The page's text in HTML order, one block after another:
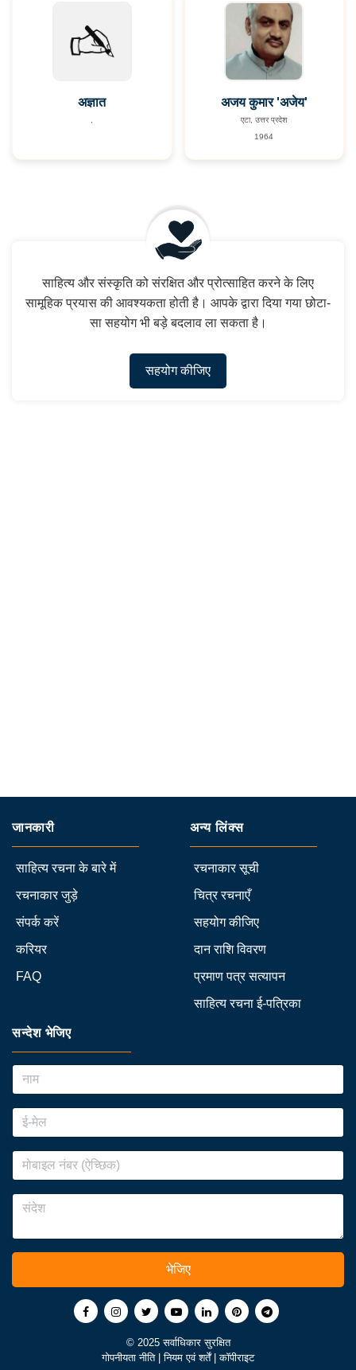
अज्ञात
,
अजय कुमार 'अजेय'
एटा, उत्तर प्रदेश
1964
साहित्य और संस्कृति को संरक्षित और प्रोत्साहित करने के लिए
सामूहिक प्रयास की आवश्यकता होती है। आपके द्वारा दिया गया छोटा-
सा सहयोग भी बड़े बदलाव ला सकता है।
सहयोग कीजिए
जानकारी
साहित्य रचना के बारे में
रचनाकार जुड़े
संपर्क करें
करियर
FAQ
अन्य लिंक्स
रचनाकार सूची
चित्र रचनाएँ
सहयोग कीजिए
दान राशि विवरण
प्रमाण पत्र सत्यापन
साहित्य रचना ई-पत्रिका
सन्देश भेजिए
भेजिए
© 2025 सर्वाधिकार सुरक्षित
गोपनीयता नीति |नियम एवं शर्तें |कॉपीराइट